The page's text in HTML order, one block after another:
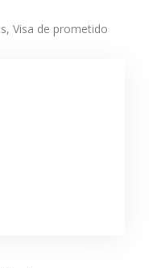
, Visa de prometido